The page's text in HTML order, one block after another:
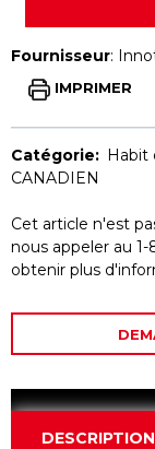
Fournisseur:
IMPRIMER
Catégorie: Habit
CANADIEN
Cet article n'est
nous appeler au
obtenir plus
DESCRIPTION